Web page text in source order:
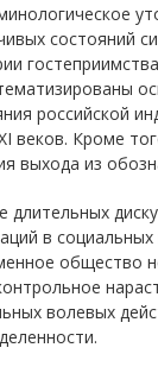
состояний
российской
веков. Кроме
выхода из
длительных
в
общество
волевых